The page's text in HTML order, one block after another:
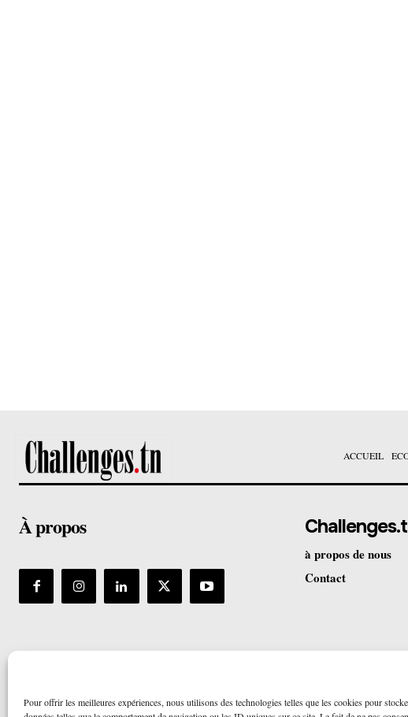
Pour offrir les meilleures expériences, nous utilisons des technologies telles que les cookies pour
ACCUEIL
À propos
à propos de nous
Contact